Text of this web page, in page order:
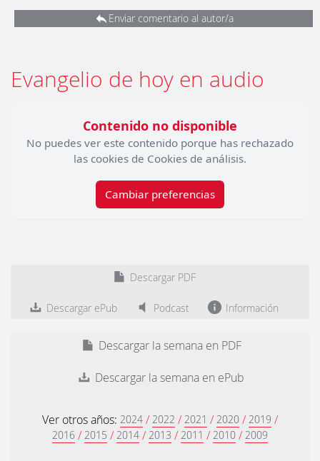
Enviar comentario al autor/a
Evangelio de hoy en audio
Contenido no disponible
No puedes ver este contenido porque has rechazado
las cookies de Cookies de análisis.
Cambiar preferencias
Descargar PDF
Descargar ePub Podcast Información
Descargar la semana en PDF
Descargar la semana en ePub
Ver otros años: 2024 / 2022 / 2021 / 2020 / 2019 /
2016 / 2015 / 2014 / 2013 / 2011 / 2010 / 2009